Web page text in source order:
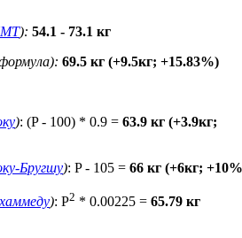
): 54.1 - 73.1 кг
69.5 кг (+9.5кг; +15.83%)
): (P - 100) * 0.9 = 63.9 кг (+3.9кг;
Бругшу): P - 105 = 66 кг (+6кг;
): P2 * 0.00225 = 65.79 кг